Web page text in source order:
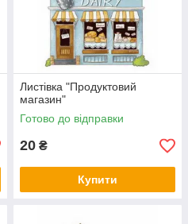
Листівка "Продуктовий
магазин"
Готово до відправки
20 ₴
Купити